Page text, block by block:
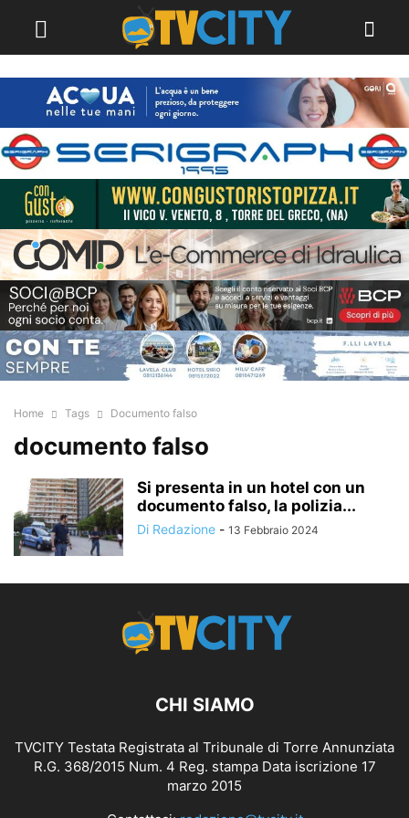
Home Tags Documento falso
documento falso
Si presenta in un hotel con un
documento falso, la polizia...
Di Redazione - 13 Febbraio 2024
CHI SIAMO
TVCITY Testata Registrata al Tribunale di Torre Annunziata
R.G. 368/2015 Num. 4 Reg. stampa Data iscrizione 17
marzo 2015